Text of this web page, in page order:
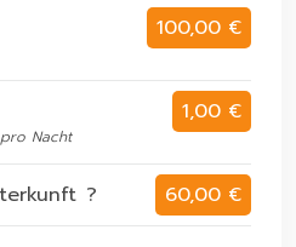
100,00 €
1,00 €
Nacht
? 60,00 €